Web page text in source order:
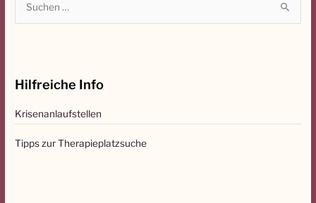
e
n
a
Hilfreiche Info
Krisenanlaufstellen
Tipps zur Therapieplatzsuche